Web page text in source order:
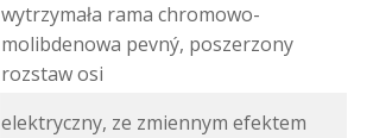
wytrzymała rama chromowo-
molibdenowa pevný, poszerzony
rozstaw osi
elektryczny, ze zmiennym efektem